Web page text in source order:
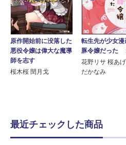
原作開始前に没落した
悪役令嬢は偉大な魔導
師を志す
桜木桜 閏月戈
転生先が少女漫
豚令嬢だった
花野リサ 桜あ
だかなみ
最近チェックした商品